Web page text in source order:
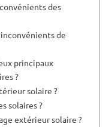
des
de
principaux
?
solaire ?
solaires ?
extérieur solaire ?